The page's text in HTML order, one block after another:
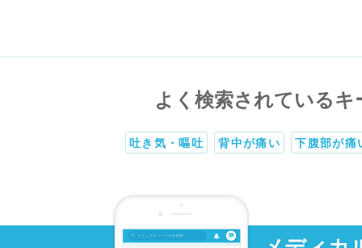
よく検索されているキ
吐き気・嘔吐 背中が痛い 下腹部が痛